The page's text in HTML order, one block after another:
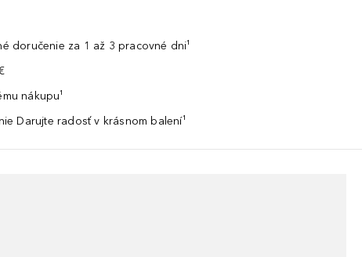
doručenie za 1 až 3 pracovné dni¹
nákupu¹
Darujte radosť v krásnom balení¹